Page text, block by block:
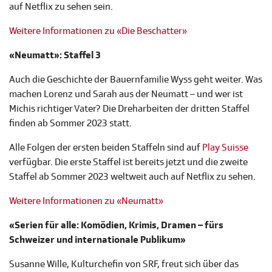
auf Netflix zu sehen sein.
Weitere Informationen zu «Die Beschatter»
«Neumatt»: Staffel 3
Auch die Geschichte der Bauernfamilie Wyss geht weiter. Was
machen Lorenz und Sarah aus der Neumatt – und wer ist
Michis richtiger Vater? Die Dreharbeiten der dritten Staffel
finden ab Sommer 2023 statt.
Alle Folgen der ersten beiden Staffeln sind auf Play Suisse
verfügbar. Die erste Staffel ist bereits jetzt und die zweite
Staffel ab Sommer 2023 weltweit auch auf Netflix zu sehen.
Weitere Informationen zu «Neumatt»
«Serien für alle: Komödien, Krimis, Dramen – fürs
Schweizer und internationale Publikum»
Susanne Wille, Kulturchefin von SRF, freut sich über das